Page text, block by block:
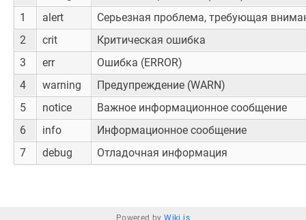
1
alert
Серьезная проблема, требующая
2
crit
Критическая ошибка
3
err
Ошибка (ERROR)
4
warning
Предупреждение (WARN)
5
notice
Важное информационное сообщение
6
info
Информационное сообщение
7
debug Отладочная информация
Powered byWiki.js